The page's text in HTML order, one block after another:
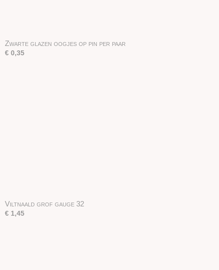
Zwarte glazen oogjes op pin per paar
€ 0,35
Viltnaald grof gauge 32
€ 1,45